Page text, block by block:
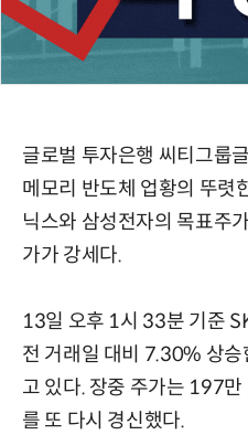
글로벌 투자은행 씨티그룹
메모리 반도체 업황의 뚜렷
닉스와 삼성전자의 목표주
가가 강세다.
13일 오후 1시 33분 기준
전 거래일 대비 7.30% 상
고 있다. 장중 주가는 197
를 또 다시 경신했다.